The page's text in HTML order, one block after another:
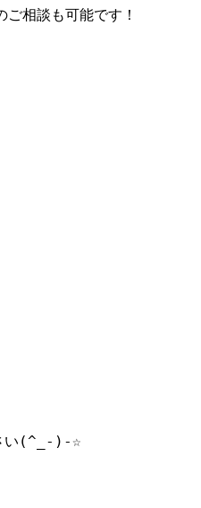
相談も可能です！
さい(^_-)-☆